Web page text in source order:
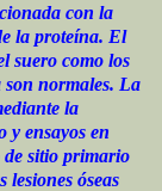
con la
la proteína. El
suero como los
son normales. La
la
y ensayos en
de sitio primario
lesiones óseas